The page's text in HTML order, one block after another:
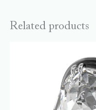
Related products